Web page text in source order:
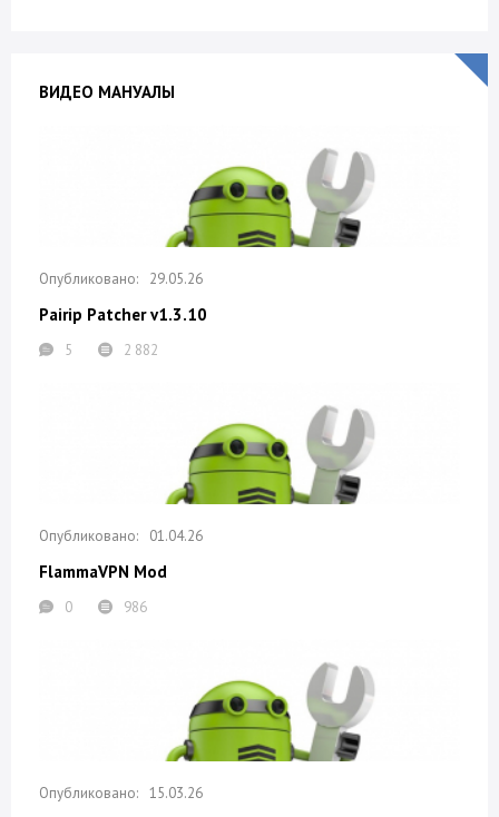
ВИДЕО МАНУАЛЫ
29.05.26
Pairip Patcher v1.3.10
5 2 882
01.04.26
FlammaVPN Mod
0 986
15.03.26